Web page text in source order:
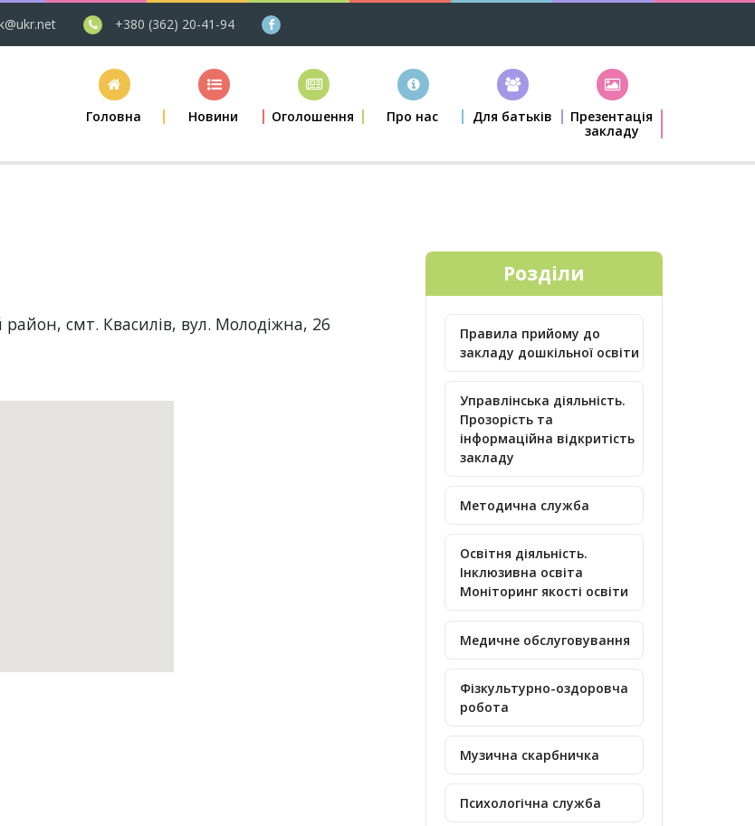
+380 (362) 20-41-94
Головна Новини Оголошення Про нас Для батьків
Презентація
закладу
район, смт. Квасилів, вул. Молодіжна, 26
Розділи
Правила прийому до
закладу дошкільної освіти
Управлінська діяльність.
Прозорість та
інформаційна відкритість
закладу
Методична служба
Освітня діяльність.
Інклюзивна освіта
Моніторинг якості освіти
Медичне обслуговування
Фізкультурно-оздоровча
робота
Музична скарбничка
Психологічна служба